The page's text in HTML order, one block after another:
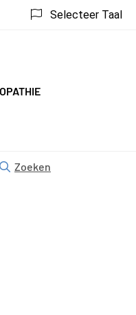
Selecteer Taal
Zoeken